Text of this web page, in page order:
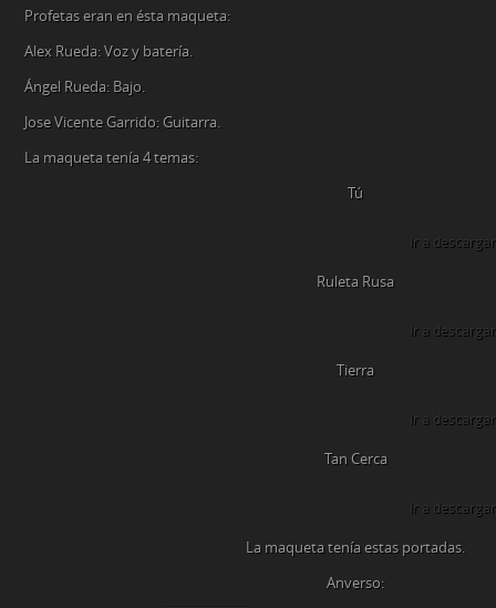
Profetas eran en ésta maqueta:
Alex Rueda: Voz y batería.
Ángel Rueda: Bajo.
Jose Vicente Garrido: Guitarra.
La maqueta tenía 4 temas:
Tú
Ir a descargar
Ruleta Rusa
Ir a descargar
Tierra
Ir a descargar
Tan Cerca
Ir a descargar
La maqueta tenía estas portadas.
Anverso: